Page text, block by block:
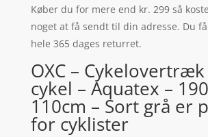
Køber du for mere end kr. 299 så
noget at få sendt til din adresse. Du
hele 365 dages returret.
OXC –
cykel – Aquatex –
110cm – Sort grå er
for cyklister